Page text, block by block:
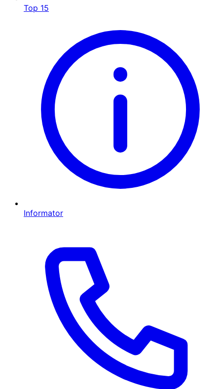
Top 15
Informator